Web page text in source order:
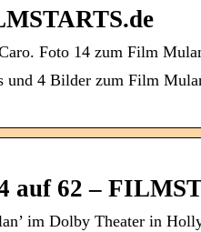
Foto 14 zum Film
4 Bilder zum Film
auf 62 –
im Dolby Theater in